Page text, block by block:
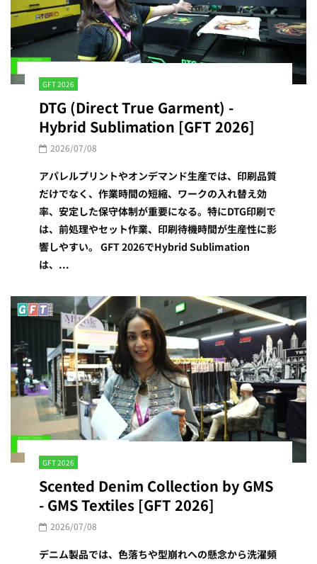
GFT 2026
DTG (Direct True Garment) -
Hybrid Sublimation [GFT 2026]
2026/07/08
アパレルプリントやオンデマンド生産では、印刷品質
だけでなく、作業時間の短縮、ワークの入れ替え効
率、安定した保守体制が重要になる。特にDTG印刷で
は、前処理やセット作業、印刷待機時間が生産性に影
響しやすい。 GFT 2026でHybrid Sublimation
は、...
GFT 2026
Scented Denim Collection by GMS
- GMS Textiles [GFT 2026]
2026/07/08
デニム製品では、色落ちや型崩れへの懸念から洗濯頻